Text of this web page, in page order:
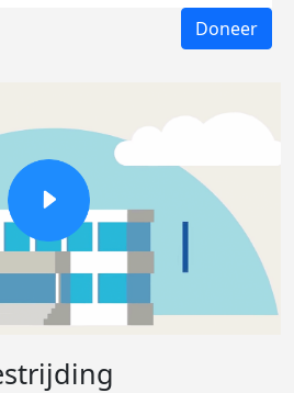
Doneer